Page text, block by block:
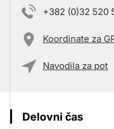
+382 (0)32 520
Koordinate za
Navodila za pot
Delovni čas